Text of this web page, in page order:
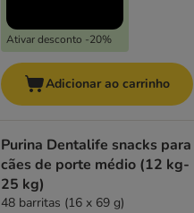
Ativar desconto -20%
Adicionar ao carrinho
Purina Dentalife snacks para
cães de porte médio (12 kg-
25 kg)
48 barritas (16 x 69 g)